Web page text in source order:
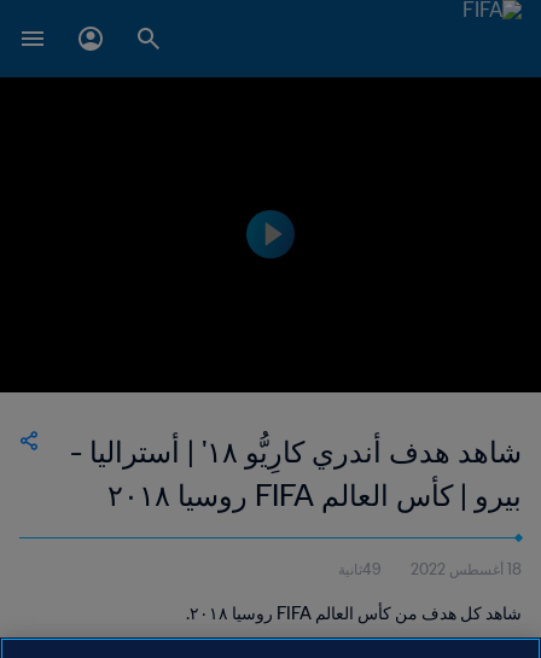
شاهد هدف أندري كارِيُّو ١٨' | أستراليا -
بيرو | كأس العالم FIFA روسيا ٢٠١٨
18 أغسطس 2022 49ثانية
شاهد كل هدف من كأس العالم FIFA روسيا ٢٠١٨.